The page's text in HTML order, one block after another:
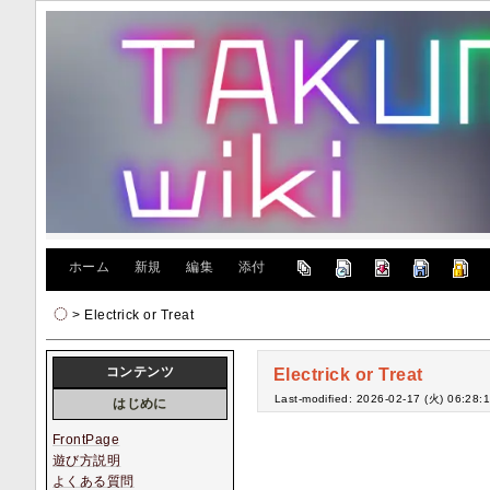
ホーム 新規 編集 添付
> Electrick or Treat
Electrick or Treat
Last-modified: 2026-02-17 (火)
コンテンツ
はじめに
FrontPage
遊び方説明
よくある質問